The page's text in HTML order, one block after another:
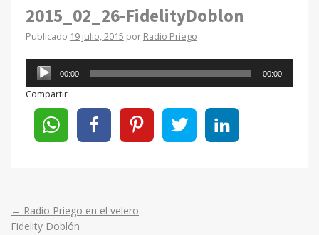
2015_02_26-FidelityDoblon
Publicado 19 julio, 2015 por Radio Priego
Reproductor
audio
00:00 00:00
Compartir
Post
← Radio Priego en el velero
Fidelity Doblón